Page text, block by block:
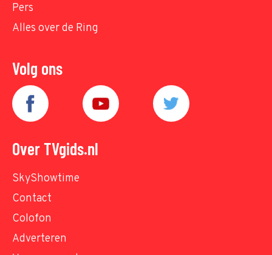
Pers
Alles over de Ring
Volg ons
Over TVgids.nl
SkyShowtime
Contact
Colofon
Adverteren